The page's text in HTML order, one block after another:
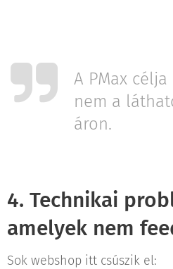
A PMax
nem a
áron.
4. Technikai
amelyek nem
Sok webshop itt csúszik el: